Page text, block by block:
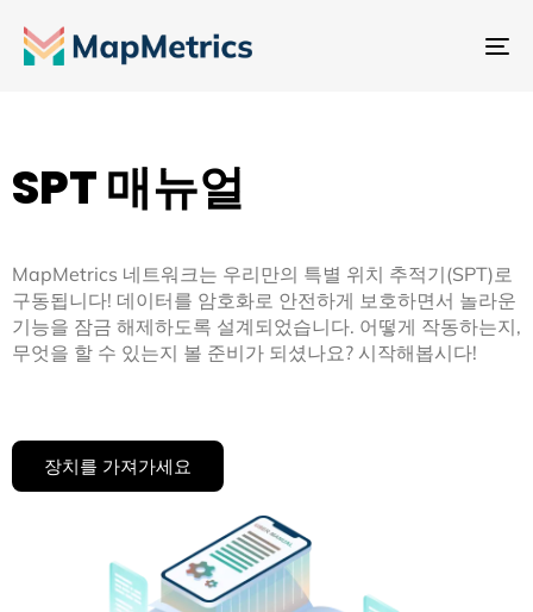
내
SPT 매뉴얼
MapMetrics 네트워크는 우리만의 특별 위치 추적기(SPT)로
구동됩니다! 데이터를 암호화로 안전하게 보호하면서 놀라운
기능을 잠금 해제하도록 설계되었습니다. 어떻게 작동하는지,
무엇을 할 수 있는지 볼 준비가 되셨나요? 시작해봅시다!
장치를 가져가세요